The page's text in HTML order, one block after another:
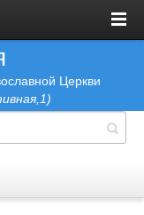
Церкви